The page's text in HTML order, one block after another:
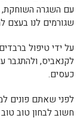
עם השגרה השוחקת,
שגורמים לנו בעצם
על ידי טיפול
לקנאביס, ולהתגבר
כעסים.
לפני שאתם פונים
חשוב לבחון טוב